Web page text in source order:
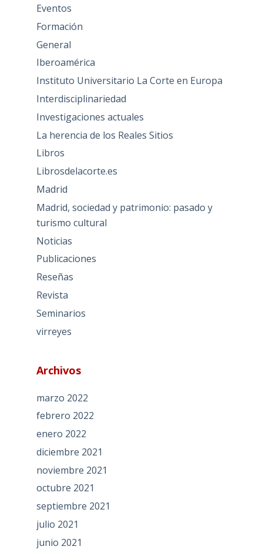
Eventos
Formación
General
Iberoamérica
Instituto Universitario La Corte en Europa
Interdisciplinariedad
Investigaciones actuales
La herencia de los Reales Sitios
Libros
Librosdelacorte.es
Madrid
Madrid, sociedad y patrimonio: pasado y
turismo cultural
Noticias
Publicaciones
Reseñas
Revista
Seminarios
virreyes
Archivos
marzo 2022
febrero 2022
enero 2022
diciembre 2021
noviembre 2021
octubre 2021
septiembre 2021
julio 2021
junio 2021